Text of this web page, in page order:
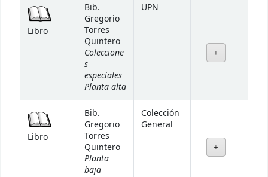
Libro
Bib.
Gregorio
Torres
Quintero
Coleccione
s
especiales
Planta alta
UPN
Libro
Bib.
Gregorio
Torres
Quintero
Planta
baja
Colección
General